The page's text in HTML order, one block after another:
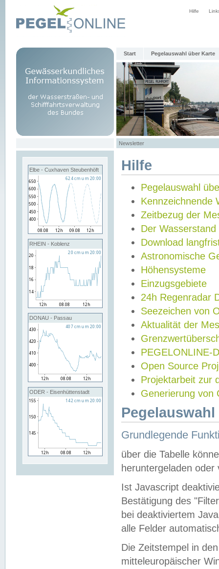
Hilfe
Start Pegelauswahl über Karte
Newsletter
Elbe - Cuxhaven Steubenhöft
RHEIN - Koblenz
DONAU - Passau
ODER - Eisenhüttenstadt
Hilfe
Pegelauswahl
Kennzeichnende
Zeitbezug der
Der Wasserstand
Download
Astronomische
Höhensysteme
Einzugsgebiete
24h Regenradar
Seezeichen von
Aktualität der
PEGELONLINE-
Open Source
Projektarbeit zur
Generierung von
Grundlegende
über die Tabelle
heruntergeladen oder
Ist Javascript
Bestätigung des
bei deaktiviertem
alle Felder
Die Zeitstempel in
mitteleuropäischer